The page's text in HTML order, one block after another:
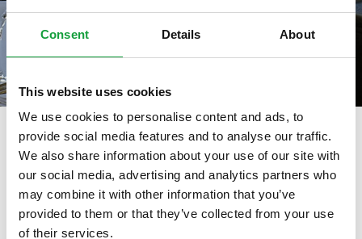
Consent Details About
This website uses cookies
We use cookies to personalise content and ads, to
provide social media features and to analyse our traffic.
We also share information about your use of our site with
our social media, advertising and analytics partners who
may combine it with other information that you’ve
provided to them or that they’ve collected from your use
of their services.
tag directory > ristorante la buca
Ristorante La Buca